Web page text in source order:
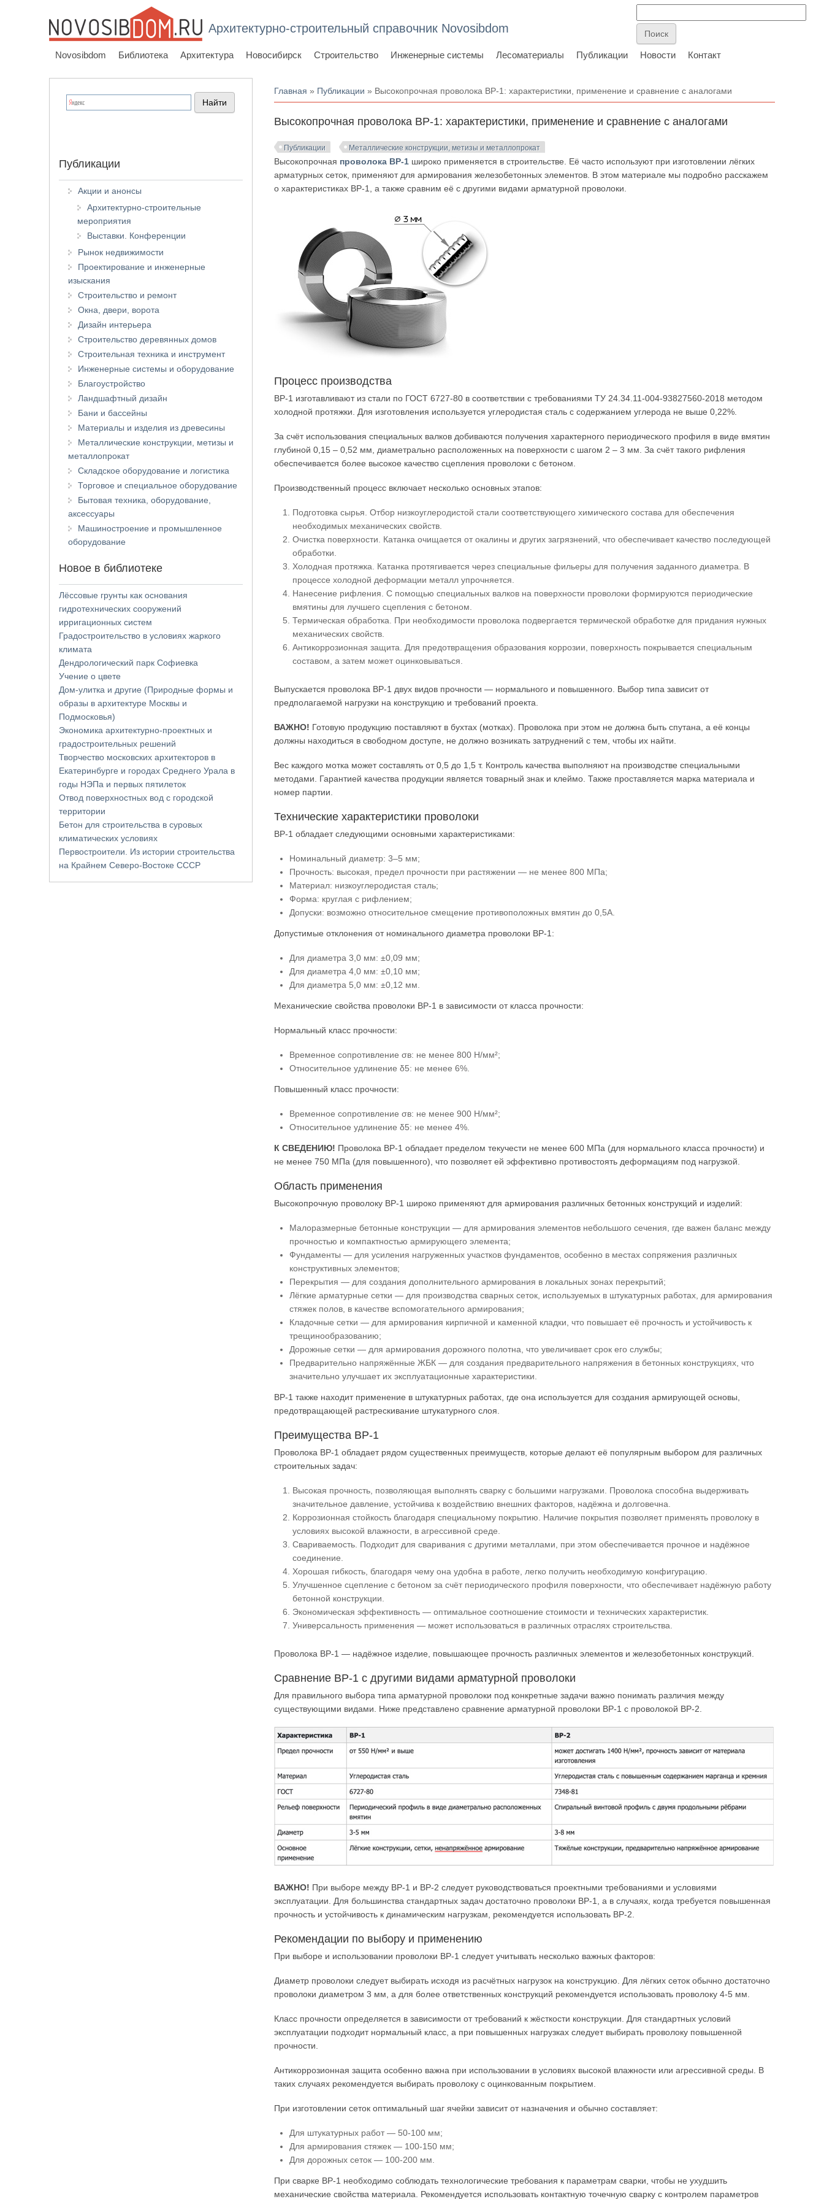
Архитектурно-строительный справочник Novosibdom
Novosibdom Библиотека Архитектура Новосибирск Строительство Инженерные системы Лесоматериалы Публикации Новости Контакт
Вы здесь
Главная » Публикации » Высокопрочная проволока ВР-1: характеристики, применение и сравнение с аналогами
Высокопрочная проволока ВР-1: характеристики, применение и сравнение с аналогами
Публикации Металлические конструкции, метизы и металлопрокат
Высокопрочная проволока ВР-1 широко применяется в строительстве. Её часто используют при изготовлении лёгких
арматурных сеток, применяют для армирования железобетонных элементов. В этом материале мы подробно расскажем
о характеристиках ВР-1, а также сравним её с другими видами арматурной проволоки.
Процесс производства
ВР-1 изготавливают из стали по ГОСТ 6727-80 в соответствии с требованиями ТУ 24.34.11-004-93827560-2018 методом
холодной протяжки. Для изготовления используется углеродистая сталь с содержанием углерода не выше 0,22%.
За счёт использования специальных валков добиваются получения характерного периодического профиля в виде вмятин
глубиной 0,15 – 0,52 мм, диаметрально расположенных на поверхности с шагом 2 – 3 мм. За счёт такого рифления
обеспечивается более высокое качество сцепления проволоки с бетоном.
Производственный процесс включает несколько основных этапов:
Подготовка сырья. Отбор низкоуглеродистой стали соответствующего химического состава для обеспечения
необходимых механических свойств.
Очистка поверхности. Катанка очищается от окалины и других загрязнений, что обеспечивает качество последующей
обработки.
Холодная протяжка. Катанка протягивается через специальные фильеры для получения заданного диаметра. В
процессе холодной деформации металл упрочняется.
Нанесение рифления. С помощью специальных валков на поверхности проволоки формируются периодические
вмятины для лучшего сцепления с бетоном.
Термическая обработка. При необходимости проволока подвергается термической обработке для придания нужных
механических свойств.
Антикоррозионная защита. Для предотвращения образования коррозии, поверхность покрывается специальным
составом, а затем может оцинковываться.
Выпускается проволока ВР-1 двух видов прочности — нормального и повышенного. Выбор типа зависит от
предполагаемой нагрузки на конструкцию и требований проекта.
ВАЖНО! Готовую продукцию поставляют в бухтах (мотках). Проволока при этом не должна быть спутана, а её концы
должны находиться в свободном доступе, не должно возникать затруднений с тем, чтобы их найти.
Вес каждого мотка может составлять от 0,5 до 1,5 т. Контроль качества выполняют на производстве специальными
методами. Гарантией качества продукции является товарный знак и клеймо. Также проставляется марка материала и
номер партии.
Технические характеристики проволоки
ВР-1 обладает следующими основными характеристиками:
Номинальный диаметр: 3–5 мм;
Прочность: высокая, предел прочности при растяжении — не менее 800 МПа;
Материал: низкоуглеродистая сталь;
Форма: круглая с рифлением;
Допуски: возможно относительное смещение противоположных вмятин до 0,5А.
Допустимые отклонения от номинального диаметра проволоки ВР-1:
Для диаметра 3,0 мм: ±0,09 мм;
Для диаметра 4,0 мм: ±0,10 мм;
Для диаметра 5,0 мм: ±0,12 мм.
Механические свойства проволоки ВР-1 в зависимости от класса прочности:
Нормальный класс прочности:
Временное сопротивление σв: не менее 800 Н/мм²;
Относительное удлинение δ5: не менее 6%.
Повышенный класс прочности:
Временное сопротивление σв: не менее 900 Н/мм²;
Относительное удлинение δ5: не менее 4%.
К СВЕДЕНИЮ! Проволока ВР-1 обладает пределом текучести не менее 600 МПа (для нормального класса прочности) и
не менее 750 МПа (для повышенного), что позволяет ей эффективно противостоять деформациям под нагрузкой.
Область применения
Высокопрочную проволоку ВР-1 широко применяют для армирования различных бетонных конструкций и изделий:
Малоразмерные бетонные конструкции — для армирования элементов небольшого сечения, где важен баланс между
прочностью и компактностью армирующего элемента;
Фундаменты — для усиления нагруженных участков фундаментов, особенно в местах сопряжения различных
конструктивных элементов;
Перекрытия — для создания дополнительного армирования в локальных зонах перекрытий;
Лёгкие арматурные сетки — для производства сварных сеток, используемых в штукатурных работах, для армирования
стяжек полов, в качестве вспомогательного армирования;
Кладочные сетки — для армирования кирпичной и каменной кладки, что повышает её прочность и устойчивость к
трещинообразованию;
Дорожные сетки — для армирования дорожного полотна, что увеличивает срок его службы;
Предварительно напряжённые ЖБК — для создания предварительного напряжения в бетонных конструкциях, что
значительно улучшает их эксплуатационные характеристики.
ВР-1 также находит применение в штукатурных работах, где она используется для создания армирующей основы,
предотвращающей растрескивание штукатурного слоя.
Преимущества ВР-1
Проволока ВР-1 обладает рядом существенных преимуществ, которые делают её популярным выбором для различных
строительных задач:
Высокая прочность, позволяющая выполнять сварку с большими нагрузками. Проволока способна выдерживать
значительное давление, устойчива к воздействию внешних факторов, надёжна и долговечна.
Коррозионная стойкость благодаря специальному покрытию. Наличие покрытия позволяет применять проволоку в
условиях высокой влажности, в агрессивной среде.
Свариваемость. Подходит для сваривания с другими металлами, при этом обеспечивается прочное и надёжное
соединение.
Хорошая гибкость, благодаря чему она удобна в работе, легко получить необходимую конфигурацию.
Улучшенное сцепление с бетоном за счёт периодического профиля поверхности, что обеспечивает надёжную работу
бетонной конструкции.
Экономическая эффективность — оптимальное соотношение стоимости и технических характеристик.
Универсальность применения — может использоваться в различных отраслях строительства.
Проволока ВР-1 — надёжное изделие, повышающее прочность различных элементов и железобетонных конструкций.
Сравнение ВР-1 с другими видами арматурной проволоки
Для правильного выбора типа арматурной проволоки под конкретные задачи важно понимать различия между
существующими видами. Ниже представлено сравнение арматурной проволоки ВР-1 с проволокой ВР-2.
ВАЖНО! При выборе между ВР-1 и ВР-2 следует руководствоваться проектными требованиями и условиями
эксплуатации. Для большинства стандартных задач достаточно проволоки ВР-1, а в случаях, когда требуется повышенная
прочность и устойчивость к динамическим нагрузкам, рекомендуется использовать ВР-2.
Рекомендации по выбору и применению
При выборе и использовании проволоки ВР-1 следует учитывать несколько важных факторов:
Диаметр проволоки следует выбирать исходя из расчётных нагрузок на конструкцию. Для лёгких сеток обычно достаточно
проволоки диаметром 3 мм, а для более ответственных конструкций рекомендуется использовать проволоку 4-5 мм.
Класс прочности определяется в зависимости от требований к жёсткости конструкции. Для стандартных условий
эксплуатации подходит нормальный класс, а при повышенных нагрузках следует выбирать проволоку повышенной
прочности.
Антикоррозионная защита особенно важна при использовании в условиях высокой влажности или агрессивной среды. В
таких случаях рекомендуется выбирать проволоку с оцинкованным покрытием.
При изготовлении сеток оптимальный шаг ячейки зависит от назначения и обычно составляет:
Для штукатурных работ — 50-100 мм;
Для армирования стяжек — 100-150 мм;
Для дорожных сеток — 100-200 мм.
При сварке ВР-1 необходимо соблюдать технологические требования к параметрам сварки, чтобы не ухудшить
механические свойства материала. Рекомендуется использовать контактную точечную сварку с контролем параметров
Публикации
Акции и анонсы
Архитектурно-строительные
мероприятия
Выставки. Конференции
Рынок недвижимости
Проектирование и инженерные
изыскания
Строительство и ремонт
Окна, двери, ворота
Дизайн интерьера
Строительство деревянных домов
Строительная техника и инструмент
Инженерные системы и оборудование
Благоустройство
Ландшафтный дизайн
Бани и бассейны
Материалы и изделия из древесины
Металлические конструкции, метизы и
металлопрокат
Складское оборудование и логистика
Торговое и специальное оборудование
Бытовая техника, оборудование,
аксессуары
Машиностроение и промышленное
оборудование
Новое в библиотеке
Лёссовые грунты как основания
гидротехнических сооружений
ирригационных систем
Градостроительство в условиях жаркого
климата
Дендрологический парк Софиевка
Учение о цвете
Дом-улитка и другие (Природные формы и
образы в архитектуре Москвы и
Подмосковья)
Экономика архитектурно-проектных и
градостроительных решений
Творчество московских архитекторов в
Екатеринбурге и городах Среднего Урала в
годы НЭПа и первых пятилеток
Отвод поверхностных вод с городской
территории
Бетон для строительства в суровых
климатических условиях
Первостроители. Из истории строительства
на Крайнем Северо-Востоке СССР